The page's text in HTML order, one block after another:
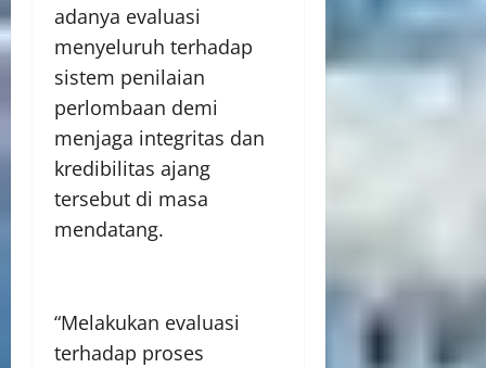
adanya evaluasi
menyeluruh terhadap
sistem penilaian
perlombaan demi
menjaga integritas dan
kredibilitas ajang
tersebut di masa
mendatang.
“Melakukan evaluasi
terhadap proses